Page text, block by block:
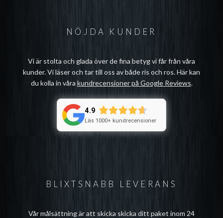
BLIXTSNABB LEVERANS
Vår målsättning är att skicka skicka ditt paket inom 24
NÖJDA KUNDER
Vi är stolta och glada över de fina betyg vi får från våra
kunder. Vi läser och tar till oss av både ris och ros. Här kan
du kolla in våra kundrecensioner på Google Reviews.
4.9
Läs 1000+ kundrecensioner